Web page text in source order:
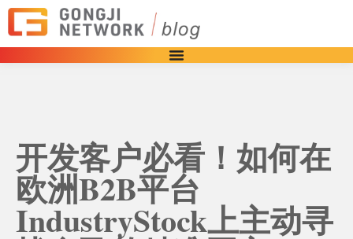
开发客户必看！如何在
欧洲B2B平台
IndustryStock上主动寻